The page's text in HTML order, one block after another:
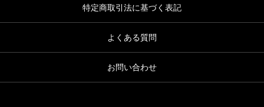
特定商取引法に基づく表記
よくある質問
お問い合わせ